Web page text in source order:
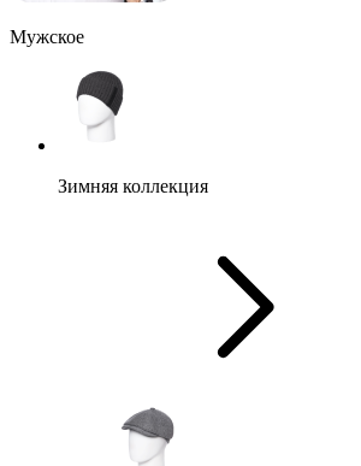
Мужское
Зимняя коллекция